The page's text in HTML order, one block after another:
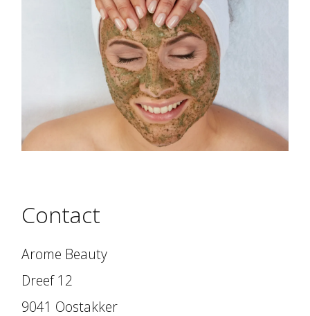
Contact
Arome Beauty
Dreef 12
9041 Oostakker